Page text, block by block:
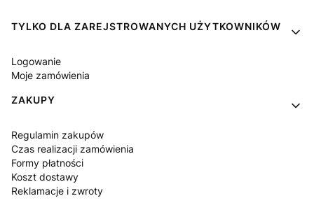
Linki w stopce
TYLKO DLA ZAREJSTROWANYCH UŻYTKOWNIKÓW
Logowanie
Moje zamówienia
ZAKUPY
Regulamin zakupów
Czas realizacji zamówienia
Formy płatności
Koszt dostawy
Reklamacje i zwroty